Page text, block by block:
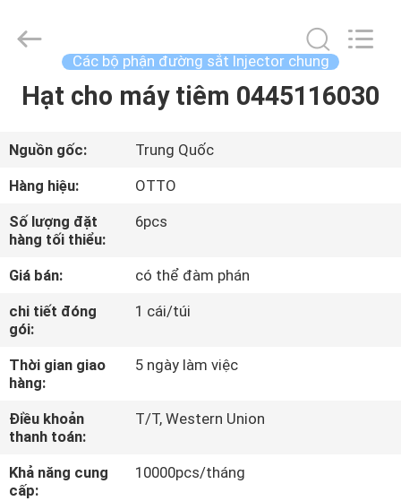
NHÀ
SẢN
PHẨM
VỀ
CHÚNG
TÔI
CHUYẾN
THAM
QUAN
NHÀ
MÁY
OTTO
AUTO
Rights
Reserved.
Các bộ phận đường sắt Injector chung
Hạt cho máy tiêm 0445116030
Nguồn gốc:
Trung Quốc
Hàng hiệu:
OTTO
Số lượng đặt
hàng tối thiểu:
6pcs
Giá bán:
có thể đàm phán
chi tiết đóng
gói:
1 cái/túi
Thời gian giao
hàng:
5 ngày làm việc
Điều khoản
thanh toán:
T/T, Western Union
Khả năng cung
cấp:
10000pcs/tháng